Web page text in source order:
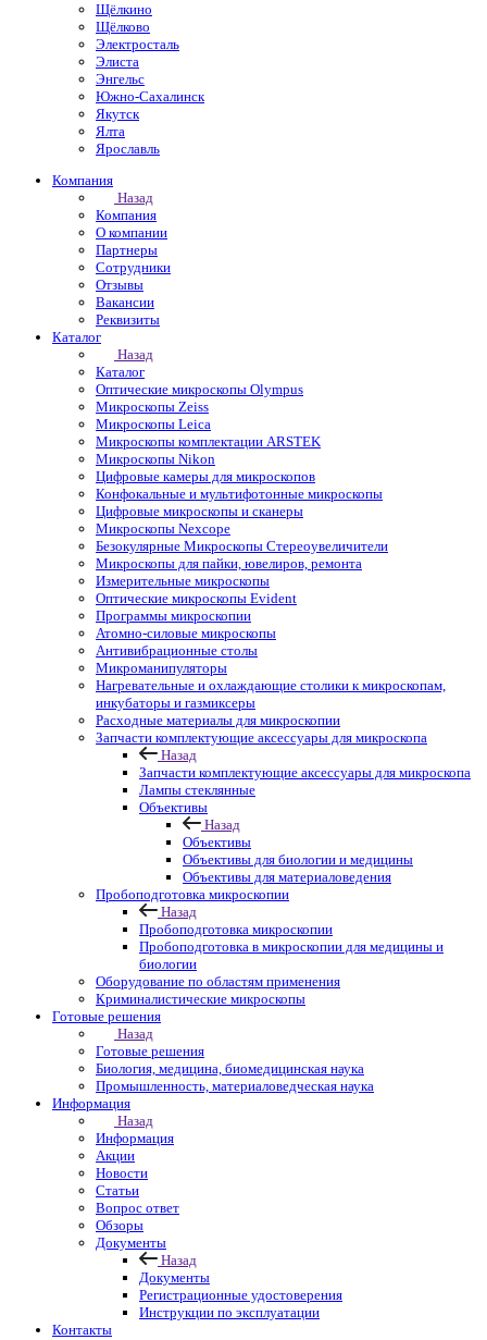
Щёлкино
Щёлково
Электросталь
Элиста
Энгельс
Южно-Сахалинск
Якутск
Ялта
Ярославль
Компания
Назад
Компания
О компании
Партнеры
Сотрудники
Отзывы
Вакансии
Реквизиты
Каталог
Назад
Каталог
Оптические микроскопы Olympus
Микроскопы Zeiss
Микроскопы Leica
Микроскопы комплектации ARSTEK
Микроскопы Nikon
Цифровые камеры для микроскопов
Конфокальные и мультифотонные микроскопы
Цифровые микроскопы и сканеры
Микроскопы Nexcope
Безокулярные Микроскопы Стереоувеличители
Микроскопы для пайки, ювелиров, ремонта
Измерительные микроскопы
Оптические микроскопы Evident
Программы микроскопии
Атомно-силовые микроскопы
Антивибрационные столы
Микроманипуляторы
Нагревательные и охлаждающие столики к микроскопам,
инкубаторы и газмиксеры
Расходные материалы для микроскопии
Запчасти комплектующие аксессуары для микроскопа
Назад
Запчасти комплектующие аксессуары для микроскопа
Лампы стеклянные
Объективы
Назад
Объективы
Объективы для биологии и медицины
Объективы для материаловедения
Пробоподготовка микроскопии
Назад
Пробоподготовка микроскопии
Пробоподготовка в микроскопии для медицины и
биологии
Оборудование по областям применения
Криминалистические микроскопы
Готовые решения
Назад
Готовые решения
Биология, медицина, биомедицинская наука
Промышленность, материаловедческая наука
Информация
Назад
Информация
Акции
Новости
Статьи
Вопрос ответ
Обзоры
Документы
Назад
Документы
Регистрационные удостоверения
Инструкции по эксплуатации
Контакты